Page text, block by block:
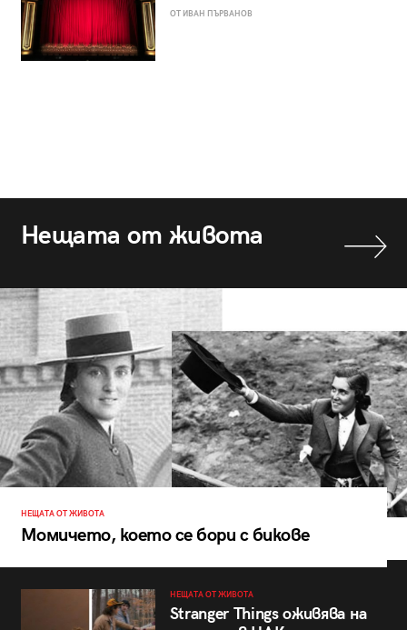
ОТ ИВАН ПЪРВАНОВ
Нещата от живота
НЕЩАТА ОТ ЖИВОТА
Момичето, което се бори с бикове
НЕЩАТА ОТ ЖИВОТА
Stranger Things оживява на